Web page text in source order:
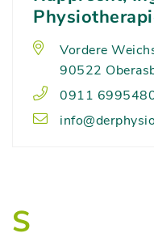
Vordere
90522
0911
S